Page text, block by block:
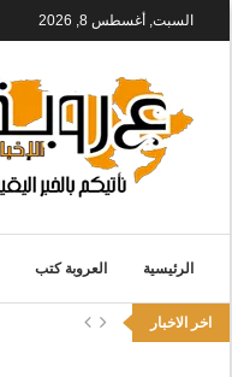
السبت, أغسطس 8, 2026
الرئيسية العروبة كتب
اخر الاخبار